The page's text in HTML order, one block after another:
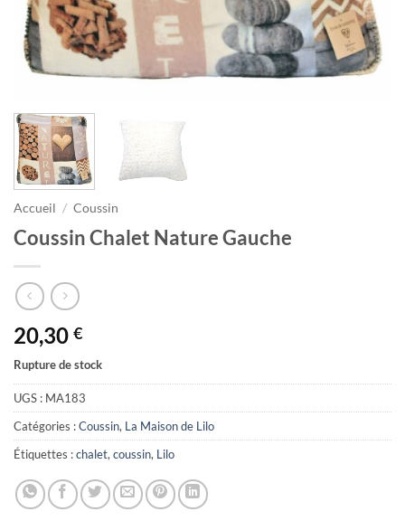
Accueil / Coussin
Coussin Chalet Nature Gauche
20,30 €
Rupture de stock
UGS : MA183
Catégories :Coussin, La Maison de Lilo
Étiquettes :chalet, coussin, Lilo